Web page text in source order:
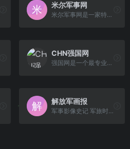
米尔军事网
米尔军事网是一家特色军事社区，是“具有全球视野的理性爱国者”的网上聚集地。提供军事领域事件的深度分析，军事新闻、历史事件、军事图片等资讯尽在米尔网。
CHN强国网
强国网是一个最专业最全面的军事网站，主要有以下栏目：军事新闻,战略时评,军事评论,军事,军情聚焦,军事视频,国际观察,强国军事,军事图片,犯我中华者 虽远必诛
解放军画报
军事影像史记 军旅时代面孔